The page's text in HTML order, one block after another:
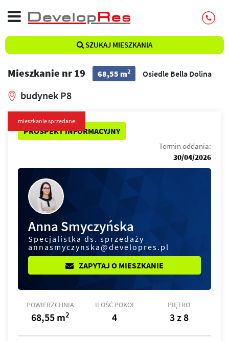
SZUKAJ MIESZKANIA
Mieszkanie nr 19 68,55 m2 Osiedle Bella Dolina
budynek P8
PROSPEKT INFORMACYJNY
mieszkanie sprzedane
Termin oddania:
30/04/2026
Anna Smyczyńska
Specjalistka ds. sprzedaży
annasmyczynska@developres.pl
ZAPYTAJ O MIESZKANIE
POWIERZCHNIA
68,55 m2
ILOŚĆ POKOI
4
PIĘTRO
3 z 8